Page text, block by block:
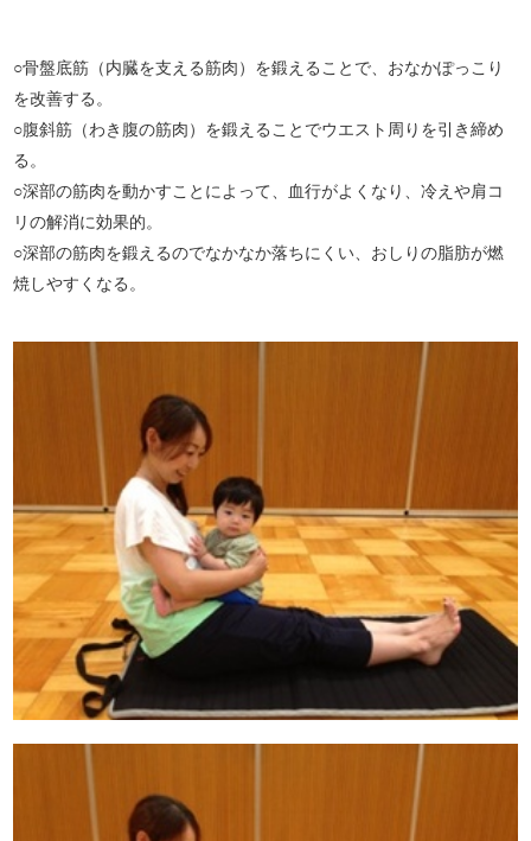
○骨盤底筋（内臓を支える筋肉）を鍛えることで、おなかぽっこり
を改善する。
○腹斜筋（わき腹の筋肉）を鍛えることでウエスト周りを引き締め
る。
○深部の筋肉を動かすことによって、血行がよくなり、冷えや肩コ
リの解消に効果的。
○深部の筋肉を鍛えるのでなかなか落ちにくい、おしりの脂肪が燃
焼しやすくなる。